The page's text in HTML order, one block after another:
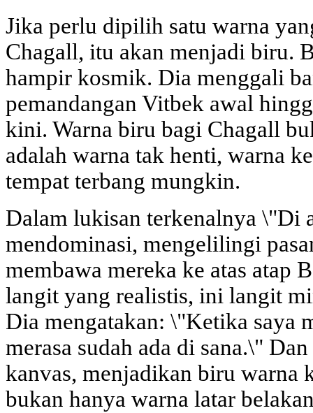
Jika perlu dipilih satu warna
Chagall, itu akan menjadi biru.
hampir kosmik. Dia menggali
pemandangan Vitbek awal
kini. Warna biru bagi Chagall
adalah warna tak henti, warna
tempat terbang mungkin.
Dalam lukisan terkenalnya \"Di
mendominasi, mengelilingi
membawa mereka ke atas atap
langit yang realistis, ini langit
Dia mengatakan: \"Ketika saya
merasa sudah ada di sana.\"
kanvas, menjadikan biru warna
bukan hanya warna latar